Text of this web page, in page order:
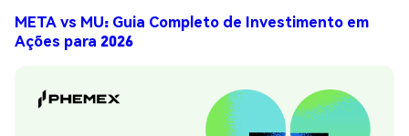
META vs MU: Guia Completo de Investimento em
Ações para 2026